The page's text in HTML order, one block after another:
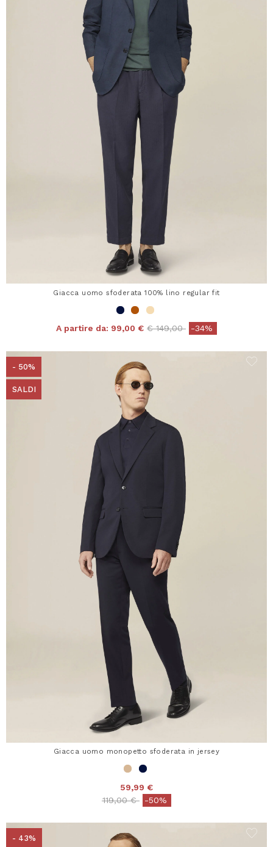
Giacca uomo sfoderata 100% lino regular fit
A partire da: 99,00 € Price reduced from
€ 149,00to-34%
- 50%
SALDI
Giacca uomo monopetto sfoderata in jersey
59,99 €
Price reduced from
119,00 €to-50%
- 43%